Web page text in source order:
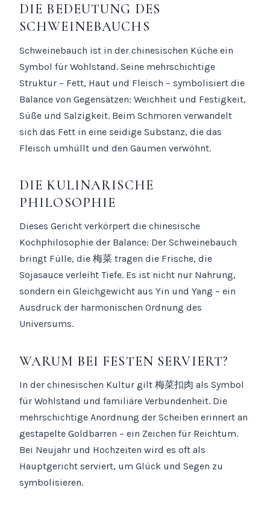
DIE BEDEUTUNG DES
SCHWEINEBAUCHS
Schweinebauch ist in der chinesischen Küche ein
Symbol für Wohlstand. Seine mehrschichtige
Struktur – Fett, Haut und Fleisch – symbolisiert die
Balance von Gegensätzen: Weichheit und Festigkeit,
Süße und Salzigkeit. Beim Schmoren verwandelt
sich das Fett in eine seidige Substanz, die das
Fleisch umhüllt und den Gaumen verwöhnt.
DIE KULINARISCHE
PHILOSOPHIE
Dieses Gericht verkörpert die chinesische
Kochphilosophie der Balance: Der Schweinebauch
bringt Fülle, die 梅菜 tragen die Frische, die
Sojasauce verleiht Tiefe. Es ist nicht nur Nahrung,
sondern ein Gleichgewicht aus Yin und Yang – ein
Ausdruck der harmonischen Ordnung des
Universums.
WARUM BEI FESTEN SERVIERT?
In der chinesischen Kultur gilt 梅菜扣肉 als Symbol
für Wohlstand und familiäre Verbundenheit. Die
mehrschichtige Anordnung der Scheiben erinnert an
gestapelte Goldbarren – ein Zeichen für Reichtum.
Bei Neujahr und Hochzeiten wird es oft als
Hauptgericht serviert, um Glück und Segen zu
symbolisieren.